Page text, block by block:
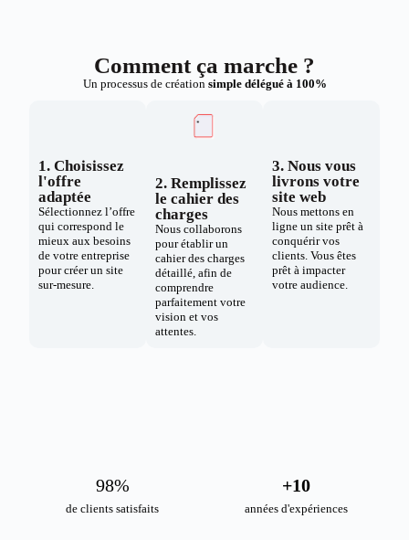
Comment ça marche ?
Un processus de création simple délégué à 100%
1. Choisissez
l'offre
adaptée
Sélectionnez l’offre
qui correspond le
mieux aux besoins
de votre entreprise
pour créer un site
sur-mesure.
2. Remplissez
le cahier des
charges
Nous collaborons
pour établir un
cahier des charges
détaillé, afin de
comprendre
parfaitement votre
vision et vos
attentes.
3. Nous vous
livrons votre
site web
Nous mettons en
ligne un site prêt à
conquérir vos
clients. Vous êtes
prêt à impacter
votre audience.
de clients satisfaits
98%
années d'expériences
+10